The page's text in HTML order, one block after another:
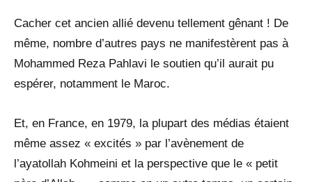
Cacher cet ancien allié devenu tellement gênant ! De
même, nombre d’autres pays ne manifestèrent pas à
Mohammed Reza Pahlavi le soutien qu’il aurait pu
espérer, notamment le Maroc.
Et, en France, en 1979, la plupart des médias étaient
même assez « excités » par l’avènement de
l’ayatollah Kohmeini et la perspective que le « petit